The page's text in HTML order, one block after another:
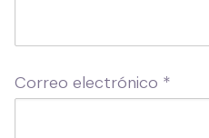
Correo electrónico *